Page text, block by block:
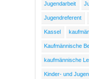
Jugendarbeit
Jugendreferent
Kassel
Kaufmännische
kaufmännische
Kinder- und